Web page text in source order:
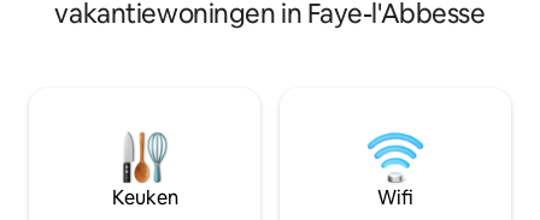
broodafgifte 🥖🥐 en een laadpaal. Op 12
minuten van Le Puy du Fou Op 47
minuten van de dierentuin Bioparc Op 1
uur van Futuroscope Op 1 uur en 10
minuten van Marais Poitevin Op 1 uur en
ervaring, alleen
dat je in een
kingsize bed
of naar een
videoprojector
vakantiewoningen in Faye-l'Abbesse
Keuken Wifi